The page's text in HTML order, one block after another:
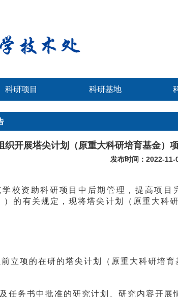
科研项目 科研基地
织开展塔尖计划（原重大科研培育基金）
发布时间：2022-11-
校资助科研项目中后期管理，提高项
）的有关规定，现将塔尖计划（原重大科
立项的在研的塔尖计划（原重大科研培育
任务书中批准的研究计划、研究内容开展